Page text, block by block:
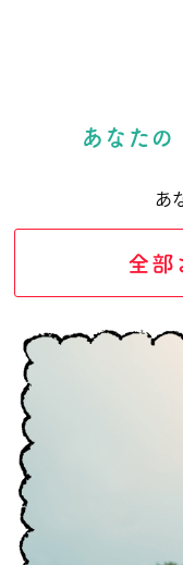
あなたの
あ
全部